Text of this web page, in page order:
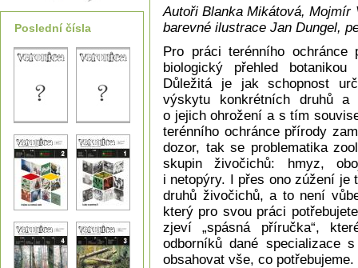
Poslední čísla
Autoři Blanka Mikátová, Mojmír
barevné ilustrace Jan Dungel,
Pro práci terénního
biologický přehled
Důležitá je jak schopnost
výskytu konkrétních druhů
o jejich ohrožení a s tím
terénního ochránce přírody
dozor, tak se problematika
skupin živočichů: hmyz,
i netopýry. I přes ono zúžení je
druhů živočichů, a to není
který pro svou práci
zjeví „spásná příručka“,
odborníků dané specializace
obsahovat vše, co potřebujeme.